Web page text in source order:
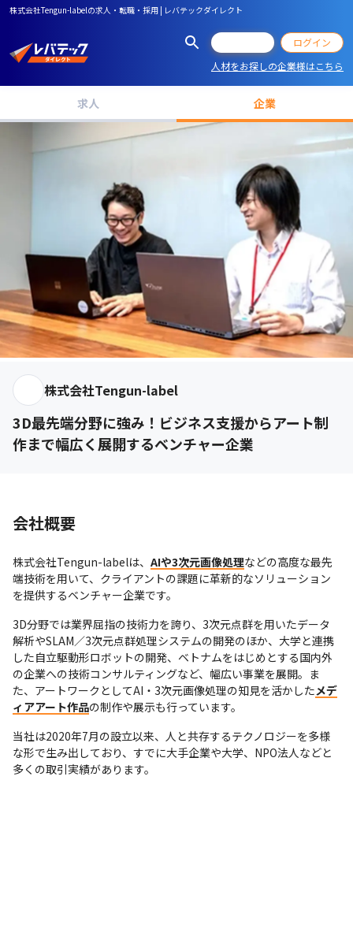
株式会社Tengun-labelの求人・転職・採用 | レバテックダイレクト
ログイン
人材をお探しの企業様はこちら
求人 企業
株式会社Tengun-label
3D最先端分野に強み！ビジネス支援からアート制
作まで幅広く展開するベンチャー企業
会社概要
株式会社Tengun-labelは、 AIや3次元画像処理などの高度な最先
端技術を用いて、クライアントの課題に革新的なソリューション
を提供するベンチャー企業です。
3D分野では業界屈指の技術力を誇り、3次元点群を用いたデータ
解析やSLAM／3次元点群処理システムの開発のほか、大学と連携
した自立駆動形ロボットの開発、ベトナムをはじめとする国内外
の企業への技術コンサルティングなど、幅広い事業を展開。ま
た、アートワークとしてAI・3次元画像処理の知見を活かしたメデ
ィアアート作品の制作や展示も行っています。
当社は2020年7月の設立以来、人と共存するテクノロジーを多様
な形で生み出しており、すでに大手企業や大学、NPO法人などと
多くの取引実績があります。